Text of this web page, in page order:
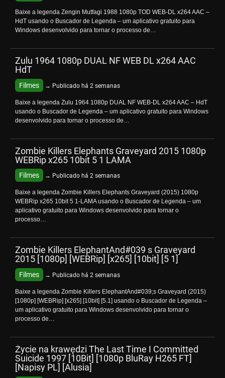
Baixe a legenda Zengin Mutfagi 1988 1080p TOD WEB-DL x264 AAC –
HdT usando o Buscador de Legenda – um aplicativo gratuito para
Windows desenvolvido para tornar o processo de…
Zulu 1964 1080p DUAL NF WEB DL x264 AAC
HdT
Filmes → Publicado há 2 semanas
Baixe a legenda Zulu 1964 1080p DUAL NF WEB-DL x264 AAC – HdT
usando o Buscador de Legenda – um aplicativo gratuito para Windows
desenvolvido para tornar o processo de…
Zombie Killers Elephants Graveyard 2015 1080p
WEBRip x265 10bit 5 1 LAMA
Filmes → Publicado há 2 semanas
Baixe a legenda Zombie Killers Elephants Graveyard (2015) 1080p
WEBRip x265 10bit 5 1-LAMA usando o Buscador de Legenda – um
aplicativo gratuito para Windows desenvolvido para tornar o
processo…
Zombie Killers ElephantAnd#039 s Graveyard
2015 [1080p] [WEBRip] [x265] [10bit] [5 1]
Filmes → Publicado há 2 semanas
Baixe a legenda Zombie Killers ElephantAnd#039;s Graveyard (2015)
[1080p] [WEBRip] [x265] [10bit] [5.1] usando o Buscador de Legenda –
um aplicativo gratuito para Windows desenvolvido para tornar o
processo de…
Życie na krawędzi The Last Time I Committed
Suicide 1997 [10Bit] [1080p BluRay H265 FT]
[Napisy PL] [Alusia]